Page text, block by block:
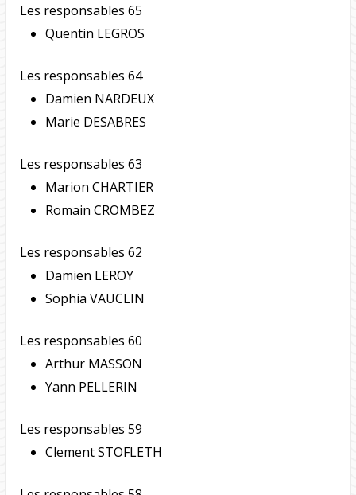
Les responsables 65
Quentin LEGROS
Les responsables 64
Damien NARDEUX
Marie DESABRES
Les responsables 63
Marion CHARTIER
Romain CROMBEZ
Les responsables 62
Damien LEROY
Sophia VAUCLIN
Les responsables 60
Arthur MASSON
Yann PELLERIN
Les responsables 59
Clement STOFLETH